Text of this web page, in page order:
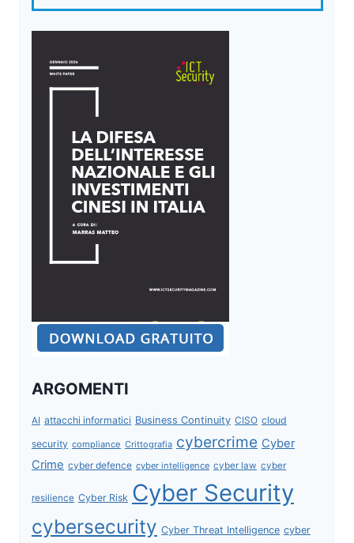
ARGOMENTI
AI attacchi informatici Business Continuity CISO cloud
security compliance Crittografia cybercrime Cyber
Crime cyber defence cyber intelligence cyber law cyber
resilience Cyber Risk Cyber Security
cybersecurity Cyber Threat Intelligence cyber